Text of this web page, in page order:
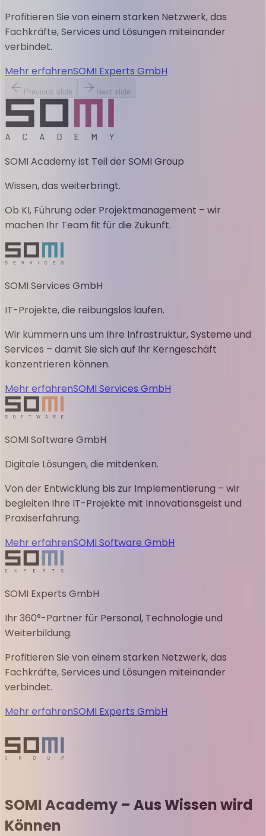
Profitieren Sie von einem starken Netzwerk, das
Fachkräfte, Services und Lösungen miteinander
verbindet.
Mehr erfahrenSOMI Experts GmbH
Previous slide Next slide
SOMI Academy ist Teil der SOMI Group
Wissen, das weiterbringt.
Ob KI, Führung oder Projektmanagement – wir
machen Ihr Team fit für die Zukunft.
SOMI Services GmbH
IT-Projekte, die reibungslos laufen.
Wir kümmern uns um Ihre Infrastruktur, Systeme und
Services – damit Sie sich auf Ihr Kerngeschäft
konzentrieren können.
Mehr erfahrenSOMI Services GmbH
SOMI Software GmbH
Digitale Lösungen, die mitdenken.
Von der Entwicklung bis zur Implementierung – wir
begleiten Ihre IT-Projekte mit Innovationsgeist und
Praxiserfahrung.
Mehr erfahrenSOMI Software GmbH
SOMI Experts GmbH
Ihr 360°-Partner für Personal, Technologie und
Weiterbildung.
Profitieren Sie von einem starken Netzwerk, das
Fachkräfte, Services und Lösungen miteinander
verbindet.
Mehr erfahrenSOMI Experts GmbH
SOMI Academy – Aus Wissen wird
Können